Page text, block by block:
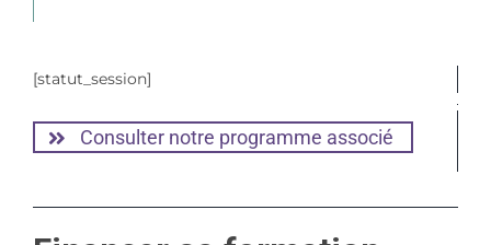
[statut_session]
Consulter notre programme associé